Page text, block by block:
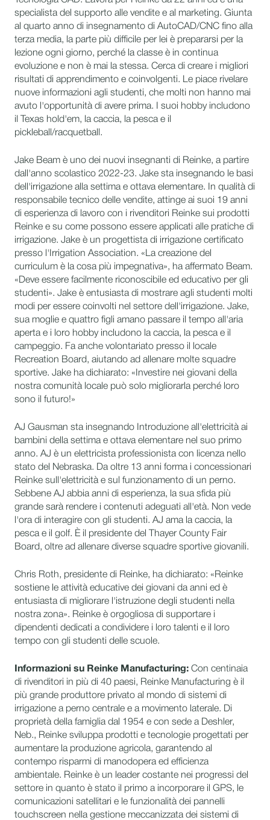
specialista del supporto alle vendite e al marketing. Giunta
al quarto anno di insegnamento di AutoCAD/CNC fino alla
terza media, la parte più difficile per lei è prepararsi per la
lezione ogni giorno, perché la classe è in continua
evoluzione e non è mai la stessa. Cerca di creare i migliori
risultati di apprendimento e coinvolgenti. Le piace rivelare
nuove informazioni agli studenti, che molti non hanno mai
avuto l'opportunità di avere prima. I suoi hobby includono
il Texas hold'em, la caccia, la pesca e il
pickleball/racquetball.
Jake Beam è uno dei nuovi insegnanti di Reinke, a partire
dall'anno scolastico 2022-23. Jake sta insegnando le basi
dell'irrigazione alla settima e ottava elementare. In qualità di
responsabile tecnico delle vendite, attinge ai suoi 19 anni
di esperienza di lavoro con i rivenditori Reinke sui prodotti
Reinke e su come possono essere applicati alle pratiche di
irrigazione. Jake è un progettista di irrigazione certificato
presso l'Irrigation Association. «La creazione del
curriculum è la cosa più impegnativa», ha affermato Beam.
«Deve essere facilmente riconoscibile ed educativo per gli
studenti». Jake è entusiasta di mostrare agli studenti molti
modi per essere coinvolti nel settore dell'irrigazione. Jake,
sua moglie e quattro figli amano passare il tempo all'aria
aperta e i loro hobby includono la caccia, la pesca e il
campeggio. Fa anche volontariato presso il locale
Recreation Board, aiutando ad allenare molte squadre
sportive. Jake ha dichiarato: «Investire nei giovani della
nostra comunità locale può solo migliorarla perché loro
sono il futuro!»
AJ Gausman sta insegnando Introduzione all'elettricità ai
bambini della settima e ottava elementare nel suo primo
anno. AJ è un elettricista professionista con licenza nello
stato del Nebraska. Da oltre 13 anni forma i concessionari
Reinke sull'elettricità e sul funzionamento di un perno.
Sebbene AJ abbia anni di esperienza, la sua sfida più
grande sarà rendere i contenuti adeguati all'età. Non vede
l'ora di interagire con gli studenti. AJ ama la caccia, la
pesca e il golf. È il presidente del Thayer County Fair
Board, oltre ad allenare diverse squadre sportive giovanili.
Chris Roth, presidente di Reinke, ha dichiarato: «Reinke
sostiene le attività educative dei giovani da anni ed è
entusiasta di migliorare l'istruzione degli studenti nella
nostra zona». Reinke è orgogliosa di supportare i
dipendenti dedicati a condividere i loro talenti e il loro
tempo con gli studenti delle scuole.
Informazioni su Reinke Manufacturing: Con centinaia
di rivenditori in più di 40 paesi, Reinke Manufacturing è il
più grande produttore privato al mondo di sistemi di
irrigazione a perno centrale e a movimento laterale. Di
proprietà della famiglia dal 1954 e con sede a Deshler,
Neb., Reinke sviluppa prodotti e tecnologie progettati per
aumentare la produzione agricola, garantendo al
contempo risparmi di manodopera ed efficienza
ambientale. Reinke è un leader costante nei progressi del
settore in quanto è stato il primo a incorporare il GPS, le
comunicazioni satellitari e le funzionalità dei pannelli
touchscreen nella gestione meccanizzata dei sistemi di